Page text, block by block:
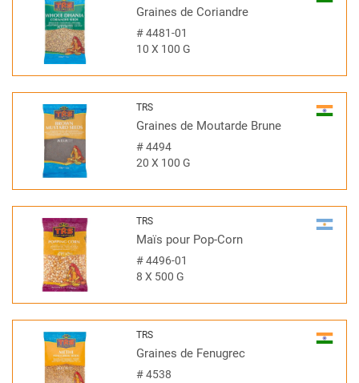
Graines de Coriandre
#4481-01
10 X 100 G
TRS
Graines de Moutarde Brune
#4494
20 X 100 G
TRS
Maïs pour Pop-Corn
#4496-01
8 X 500 G
TRS
Graines de Fenugrec
#4538